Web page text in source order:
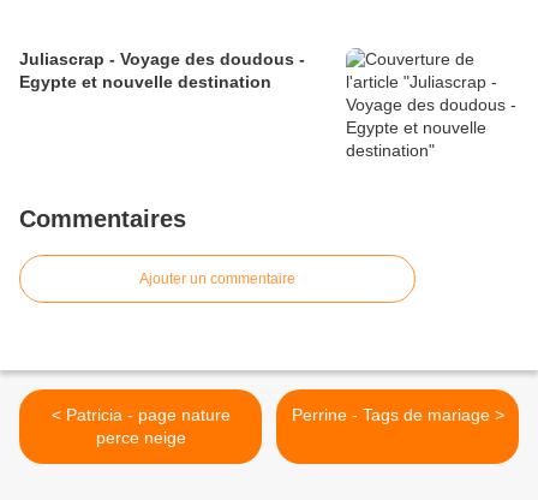
Juliascrap - Voyage des doudous -
Egypte et nouvelle destination
Commentaires
Ajouter un commentaire
< Patricia - page nature
perce neige
Perrine - Tags de mariage >